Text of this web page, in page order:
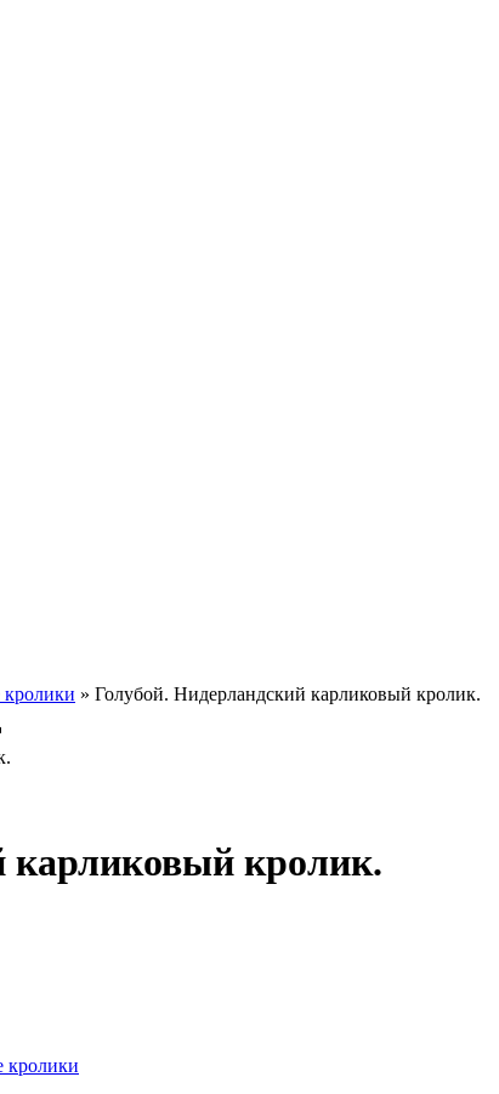
» Голубой. Нидерландский карликовый кролик.
карликовый кролик.
кролики